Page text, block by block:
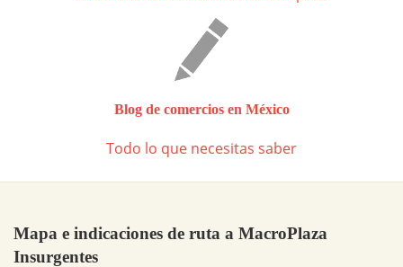
Blog de comercios en México
Todo lo que necesitas saber
Mapa e indicaciones de ruta a MacroPlaza
Insurgentes